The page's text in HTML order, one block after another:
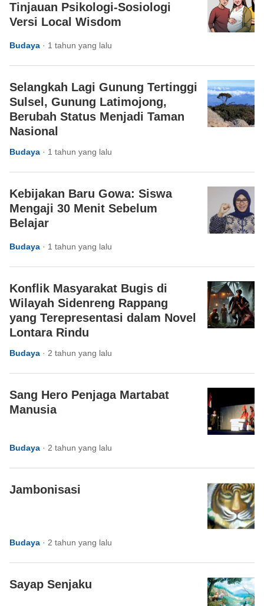
Tinjauan Psikologi-Sosiologi
Versi Local Wisdom
Budaya · 1 tahun yang lalu
Selangkah Lagi Gunung Tertinggi
Sulsel, Gunung Latimojong,
Berubah Status Menjadi Taman
Nasional
Budaya · 1 tahun yang lalu
Kebijakan Baru Gowa: Siswa
Mengaji 30 Menit Sebelum
Belajar
Budaya · 1 tahun yang lalu
Konflik Masyarakat Bugis di
Wilayah Sidenreng Rappang
yang Terepresentasi dalam Novel
Lontara Rindu
Budaya · 2 tahun yang lalu
Sang Hero Penjaga Martabat
Manusia
Budaya · 2 tahun yang lalu
Jambonisasi
Budaya · 2 tahun yang lalu
Sayap Senjaku